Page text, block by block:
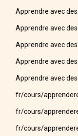
Apprendre avec
Apprendre avec
Apprendre avec
Apprendre avec
Apprendre avec
fr/cours/
fr/cours/
fr/cours/